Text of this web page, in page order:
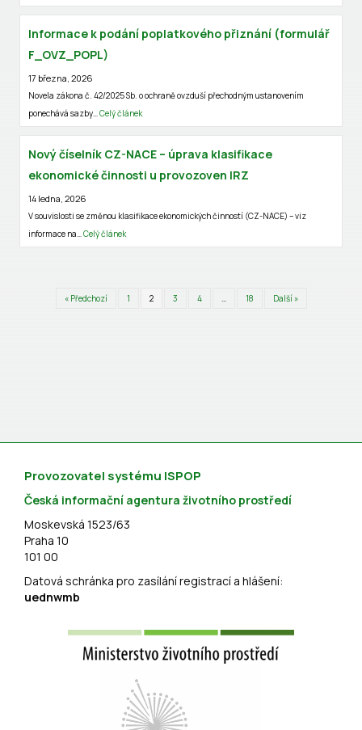
Informace k podání poplatkového přiznání (formulář
F_OVZ_POPL)
17 března, 2026
Novela zákona č. 42/2025 Sb. o ochraně ovzduší přechodným ustanovením
ponechává sazby…Celý článek
Nový číselník CZ-NACE – úprava klasifikace
ekonomické činnosti u provozoven IRZ
14 ledna, 2026
V souvislosti se změnou klasifikace ekonomických činností (CZ-NACE) – viz
informace na…Celý článek
« Předchozí 1 2 3 4 … 18 Další »
Provozovatel systému ISPOP
Česká informační agentura životního prostředí
Moskevská 1523/63
Praha 10
101 00
Datová schránka pro zasílání registrací a hlášení:
uednwmb